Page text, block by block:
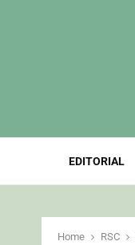
EDITORIAL
Home RSC